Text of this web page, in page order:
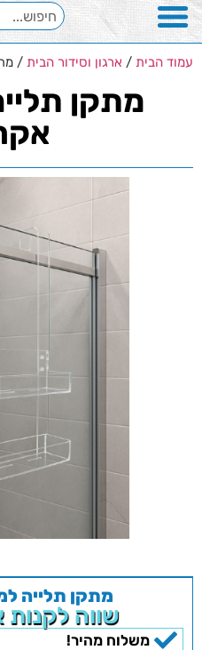
עמוד הבית / ארגון וסידור הבית /
מתקן
מתקן תלייה
שווה
משלוח מהיר!